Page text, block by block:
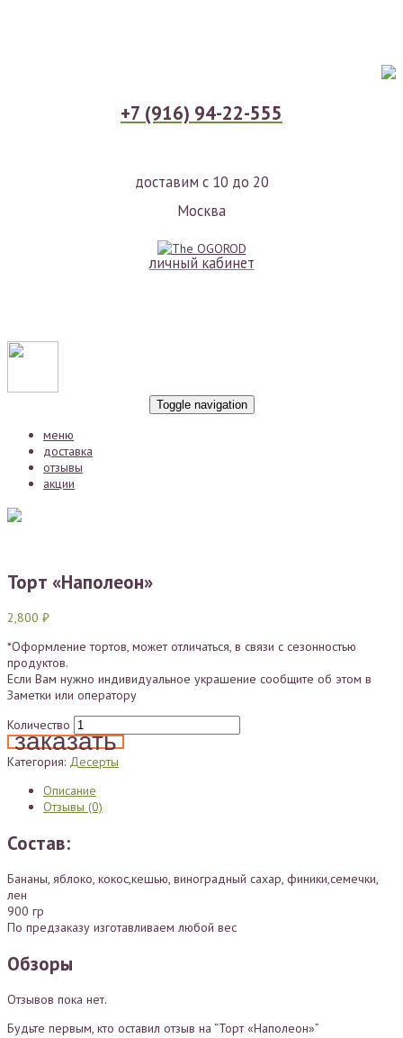
+7 (916) 94-22-555
доставим с 10 до 20
Москва
личный кабинет
Toggle navigation
меню
доставка
отзывы
акции
Торт «Наполеон»
2,800 ₽
*Оформление тортов, может отличаться, в связи с сезонностью
продуктов.
Если Вам нужно индивидуальное украшение сообщите об этом в
Заметки или оператору
Количество
заказать
Категория: Десерты
Описание
Отзывы (0)
Состав:
Бананы, яблоко, кокос,кешью, виноградный сахар, финики,семечки,
лен
900 гр
По предзаказу изготавливаем любой вес
Обзоры
Отзывов пока нет.
Будьте первым, кто оставил отзыв на “Торт «Наполеон»”